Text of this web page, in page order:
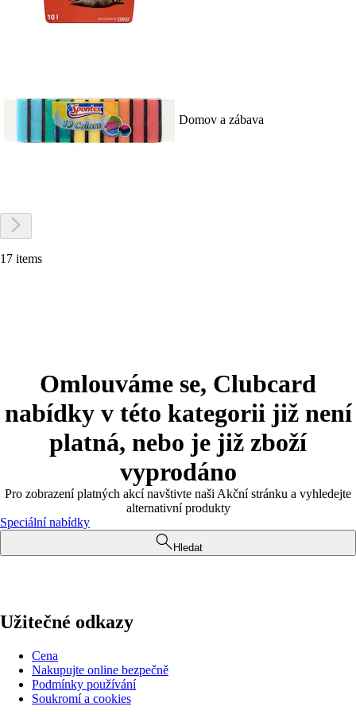
Domov a zábava
17 items
Omlouváme se, Clubcard
nabídky v této kategorii již není
platná, nebo je již zboží
vyprodáno
Pro zobrazení platných akcí navštivte naši Akční stránku a vyhledejte
alternativní produkty
Speciální nabídky
Hledat
Užitečné odkazy
Cena
Nakupujte online bezpečně
Podmínky používání
Soukromí a cookies